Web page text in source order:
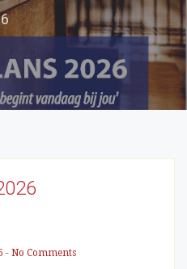
- No Comments